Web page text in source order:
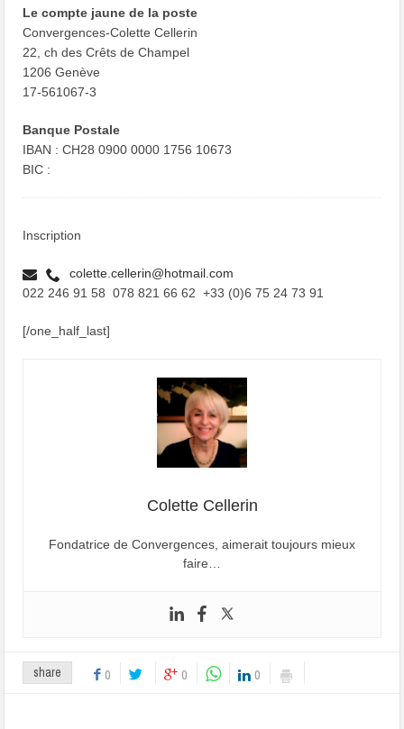
Le compte jaune de la poste
Convergences-Colette Cellerin
22, ch des Crêts de Champel
1206 Genève
17-561067-3
Banque Postale
IBAN : CH28 0900 0000 1756 10673
BIC :
Inscription
colette.cellerin@hotmail.com
022 246 91 58 078 821 66 62 +33 (0)6 75 24 73 91
[/one_half_last]
Colette Cellerin
Fondatrice de Convergences, aimerait toujours mieux
faire…
share 0 0 0